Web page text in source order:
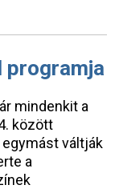
programja
mindenkit a
között
váltják
a